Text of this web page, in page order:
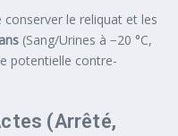
conserver le reliquat et les
(Sang/Urines à −20 °C,
potentielle contre-
(Arrêté,